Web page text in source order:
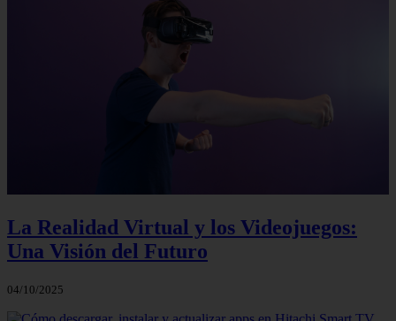
La Realidad Virtual y los Videojuegos:
Una Visión del Futuro
04/10/2025